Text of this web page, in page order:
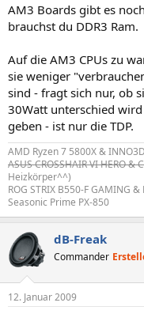
AM3 Boards gibt es
brauchst du DDR3 Ram.
Auf die AM3 CPUs zu
sie weniger
sind - fragt sich nur, ob
30Watt unterschied
geben - ist nur die TDP.
AMD Ryzen 7 5800X &
ASUS CROSSHAIR VI HERO
Heizkörper^^)
ROG STRIX B550-F GAMING
Seasonic Prime PX-850
dB-Freak
Commander
12. Januar 2009